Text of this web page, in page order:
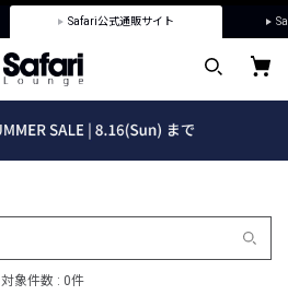
Safari公式通販サイト
対象件数 : 0件